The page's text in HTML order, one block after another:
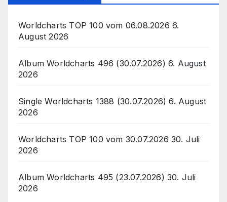
Worldcharts TOP 100 vom 06.08.2026 6.
August 2026
Album Worldcharts 496 (30.07.2026) 6. August
2026
Single Worldcharts 1388 (30.07.2026) 6. August
2026
Worldcharts TOP 100 vom 30.07.2026 30. Juli
2026
Album Worldcharts 495 (23.07.2026) 30. Juli
2026